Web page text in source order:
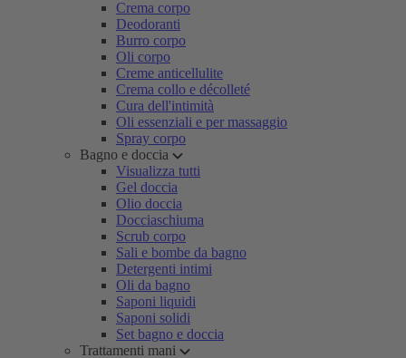
Crema corpo
Deodoranti
Burro corpo
Oli corpo
Creme anticellulite
Crema collo e décolleté
Cura dell'intimità
Oli essenziali e per massaggio
Spray corpo
Bagno e doccia
Visualizza tutti
Gel doccia
Olio doccia
Docciaschiuma
Scrub corpo
Sali e bombe da bagno
Detergenti intimi
Oli da bagno
Saponi liquidi
Saponi solidi
Set bagno e doccia
Trattamenti mani